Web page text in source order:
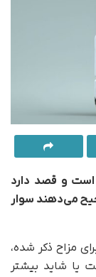
است و قصد دارد
می‌دهند سوار
مزاح ذکر شده،
یا شاید بیشتر